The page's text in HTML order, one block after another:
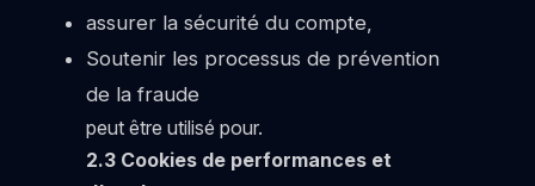
assurer la sécurité du compte,
Soutenir les processus de prévention
de la fraude
peut être utilisé pour.
2.3 Cookies de performances et